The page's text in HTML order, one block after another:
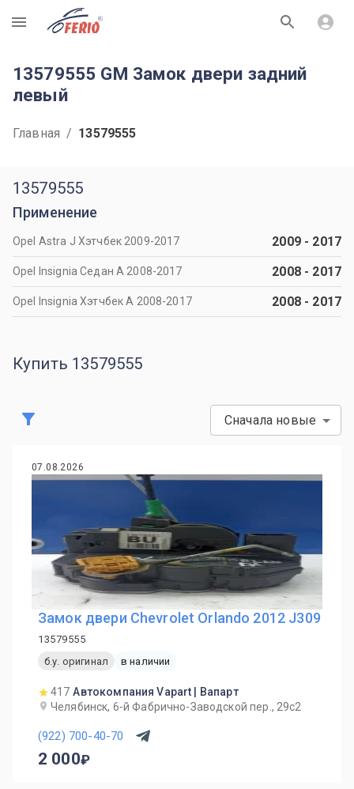
R
13579555 GM Замок двери задний
левый
Главная / 13579555
13579555
Применение
Opel Astra J Хэтчбек 2009-2017 2009- 2017
Opel Insignia Седан A 2008-2017 2008- 2017
Opel Insignia Хэтчбек A 2008-2017 2008- 2017
Купить 13579555
Сначала новые
07.08.2026
Замок двери Chevrolet Orlando 2012 J309
13579555
б.у. оригинал
в наличии
417 Автокомпания Vapart | Вапарт
Челябинск, 6-й Фабрично-Заводской пер., 29с2
(922) 700-40-70
2 000